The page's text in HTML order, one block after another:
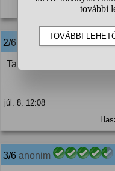
2/6
Tanára válogatja. A
júl. 8. 12:08
3/6 anonim